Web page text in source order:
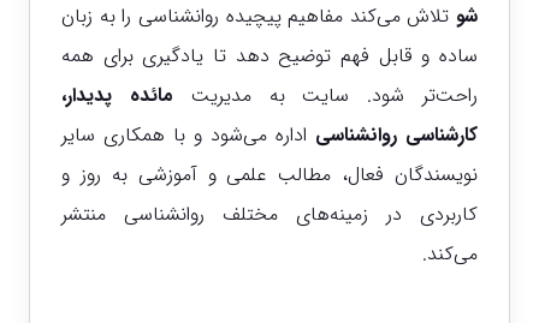
شو تلاش می‌کند مفاهیم پیچیده روانشناسی را به زبان
ساده و قابل فهم توضیح دهد تا یادگیری برای همه
راحت‌تر شود. سایت به مدیریت مائده پدیدار،
کارشناسی روانشناسی اداره می‌شود و با همکاری سایر
نویسندگان فعال، مطالب علمی و آموزشی به روز و
کاربردی در زمینه‌های مختلف روانشناسی منتشر
می‌کند.